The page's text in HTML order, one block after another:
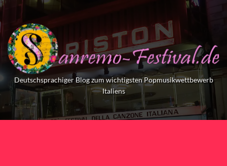
Skip
to
content
Deutschsprachiger Blog zum wichtigsten Popmusikwettbewerb
Italiens